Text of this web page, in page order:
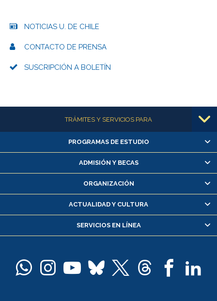
NOTICIAS U. DE CHILE
CONTACTO DE PRENSA
SUSCRIPCIÓN A BOLETÍN
Más informaciónTRÁMITES Y SERVICIOS PARA
Alumnas/os y exalumnas/os
Matrícula en línea
Inscripción y cambio de asignaturas
Consulta y certificado de notas
Servicio médico y dental
Pago de arancel y crédito alumnos
Docentes
PROGRAMAS DE ESTUDIO
ADMISIÓN Y BECAS
ORGANIZACIÓN
ACTUALIDAD Y CULTURA
SERVICIOS EN LÍNEA